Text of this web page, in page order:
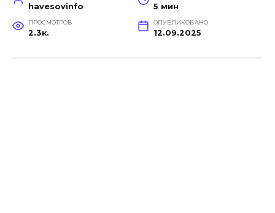
havesovinfo 5 мин
ПРОСМОТРОВ
2.3к.
ОПУБЛИКОВАНО
12.09.2025